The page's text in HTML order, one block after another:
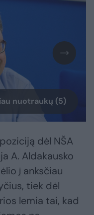
nuotraukų (5)
dėl NŠA
A. Aldakausko
į anksčiau
tiek dėl
lemia tai, kad